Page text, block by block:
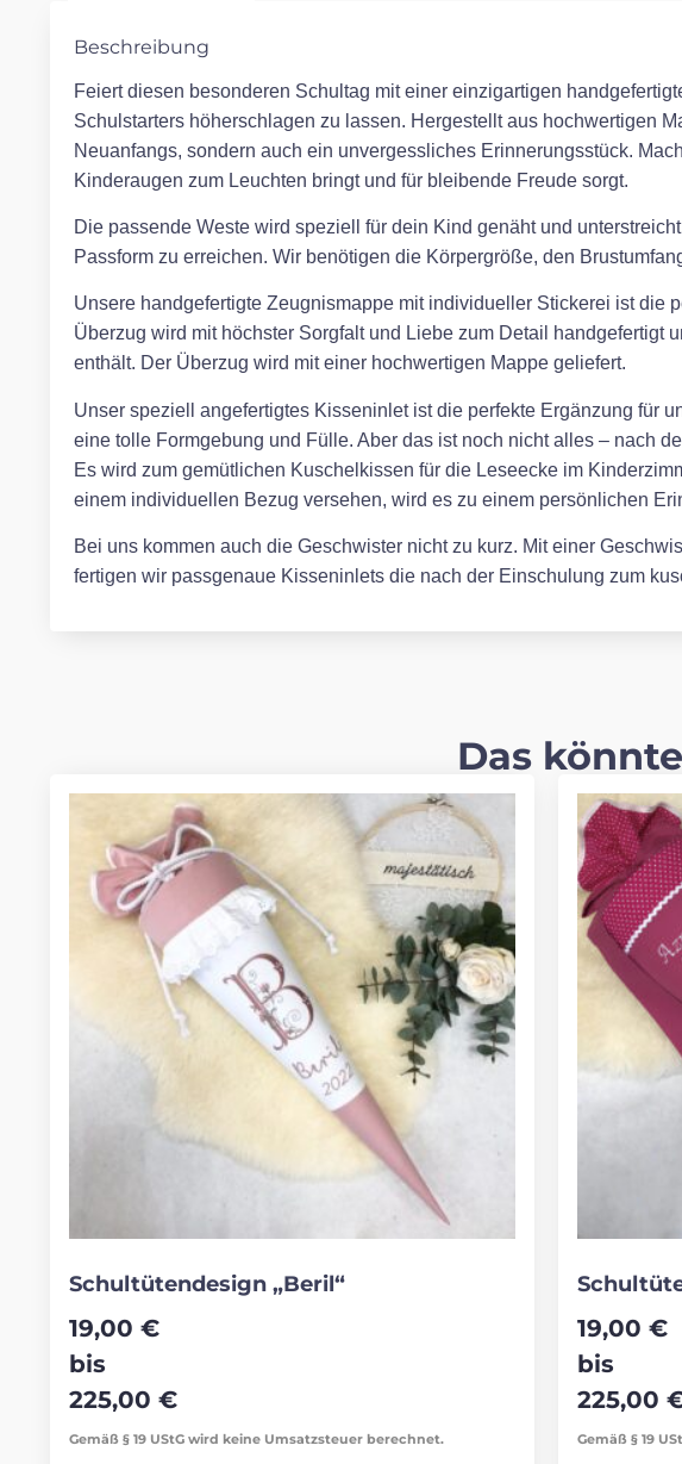
Beschreibung
Feiert diesen besonderen Schultag mit einer einzigartigen
Schulstarters höherschlagen zu lassen. Hergestellt aus hochwertigen
Neuanfangs, sondern auch ein unvergessliches Erinnerungsstück.
Kinderaugen zum Leuchten bringt und für bleibende Freude sorgt.
Die passende Weste wird speziell für dein Kind genäht und
Passform zu erreichen. Wir benötigen die Körpergröße, den
Unsere handgefertigte Zeugnismappe mit individueller Stickerei ist die
Überzug wird mit höchster Sorgfalt und Liebe zum Detail
enthält. Der Überzug wird mit einer hochwertigen Mappe geliefert.
Unser speziell angefertigtes Kisseninlet ist die perfekte Ergänzung für
eine tolle Formgebung und Fülle. Aber das ist noch nicht alles – nach
Es wird zum gemütlichen Kuschelkissen für die Leseecke im
einem individuellen Bezug versehen, wird es zu einem persönlichen
Bei uns kommen auch die Geschwister nicht zu kurz. Mit einer
fertigen wir passgenaue Kisseninlets die nach der Einschulung zum
Das
Schultütendesign „Beril“
19,00 €
bis
225,00 €
Gemäß § 19 UStG wird keine Umsatzsteuer berechnet.
19,00 €
bis
225,00
Gemäß § 19